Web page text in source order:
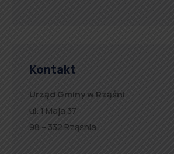
Kontakt
Urząd Gminy w Rząśni
ul. 1 Maja 37
98 – 332 Rząśnia